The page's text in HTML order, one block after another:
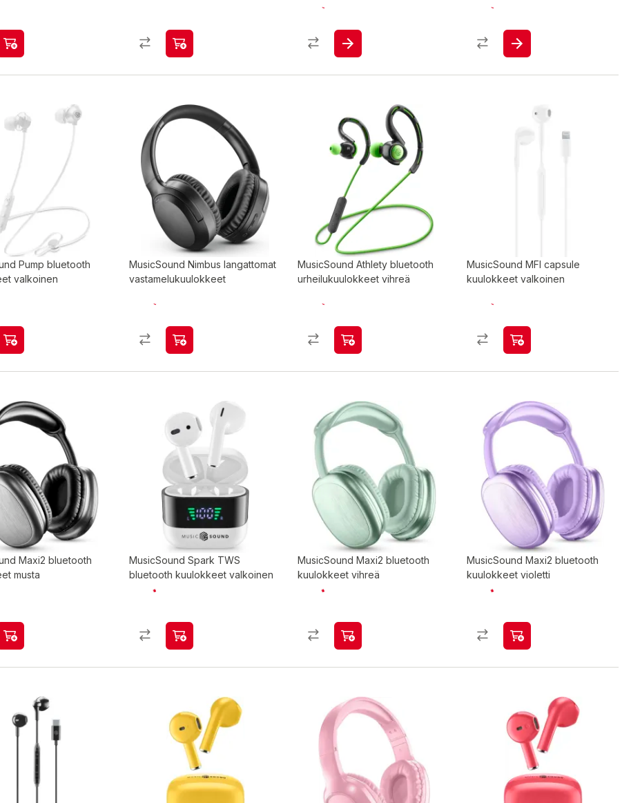
Pump bluetooth
valkoinen
MusicSound Nimbus langattomat
vastamelukuulokkeet
MusicSound Athlety bluetooth
urheilukuulokkeet vihreä
MusicSound MFI capsule
kuulokkeet valkoinen
Maxi2 bluetooth
musta
MusicSound Spark TWS
bluetooth kuulokkeet valkoinen
MusicSound Maxi2 bluetooth
kuulokkeet vihreä
MusicSound Maxi2 bluetooth
kuulokkeet violetti